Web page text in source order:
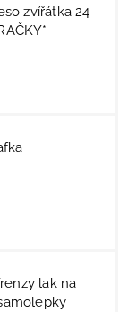
zvířátka 24
lak na